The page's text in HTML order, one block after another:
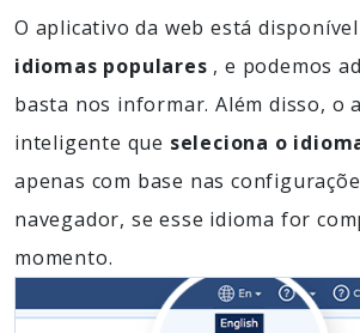
O aplicativo da web está
idiomas populares , e podemos
basta nos informar. Além disso, o
inteligente que seleciona o
apenas com base nas
navegador, se esse idioma for
momento.